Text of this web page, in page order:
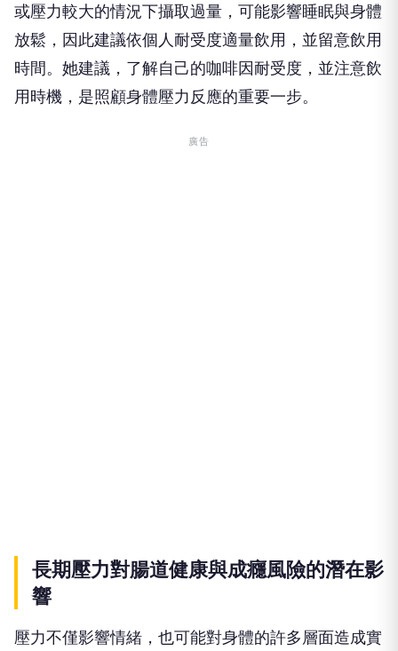
或壓力較大的情況下攝取過量，可能影響睡眠與身體
放鬆，因此建議依個人耐受度適量飲用，並留意飲用
時間。她建議，了解自己的咖啡因耐受度，並注意飲
用時機，是照顧身體壓力反應的重要一步。
廣告
長期壓力對腸道健康與成癮風險的潛在影
響
壓力不僅影響情緒，也可能對身體的許多層面造成實